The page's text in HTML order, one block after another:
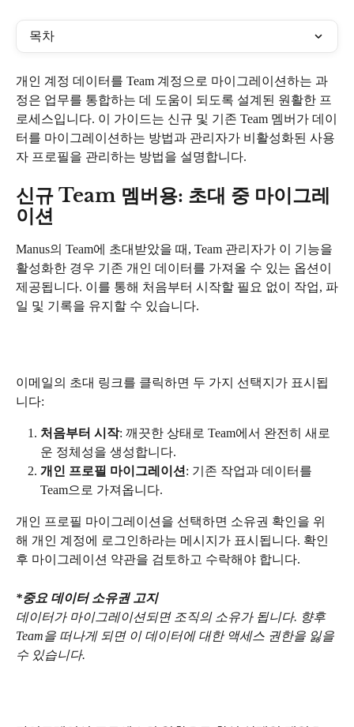
목차
개인 계정 데이터를 Team 계정으로 마이그레이션하는 과
정은 업무를 통합하는 데 도움이 되도록 설계된 원활한 프
로세스입니다. 이 가이드는 신규 및 기존 Team 멤버가 데이
터를 마이그레이션하는 방법과 관리자가 비활성화된 사용
자 프로필을 관리하는 방법을 설명합니다.
신규 Team 멤버용: 초대 중 마이그레
이션
Manus의 Team에 초대받았을 때, Team 관리자가 이 기능을
활성화한 경우 기존 개인 데이터를 가져올 수 있는 옵션이
제공됩니다. 이를 통해 처음부터 시작할 필요 없이 작업, 파
일 및 기록을 유지할 수 있습니다.
이메일의 초대 링크를 클릭하면 두 가지 선택지가 표시됩
니다:
처음부터 시작: 깨끗한 상태로 Team에서 완전히 새로
운 정체성을 생성합니다.
개인 프로필 마이그레이션: 기존 작업과 데이터를
Team으로 가져옵니다.
개인 프로필 마이그레이션을 선택하면 소유권 확인을 위
해 개인 계정에 로그인하라는 메시지가 표시됩니다. 확인
후 마이그레이션 약관을 검토하고 수락해야 합니다.
*중요 데이터 소유권 고지
데이터가 마이그레이션되면 조직의 소유가 됩니다. 향후
Team을 떠나게 되면 이 데이터에 대한 액세스 권한을 잃을
수 있습니다.